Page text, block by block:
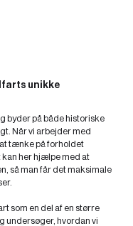
unikke
byder på både historiske
Når vi arbejder med
tænke på forholdet
her hjælpe med at
så man får det maksimale
som en del af en større
undersøger, hvordan vi